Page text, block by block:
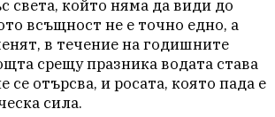
света, който няма да види до
всъщност не е точно едно, а
в течение на годишните
срещу празника водата става
се отърсва, и росата, която пада е
сила.